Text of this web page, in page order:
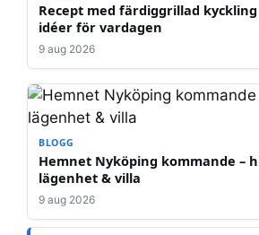
Recept med färdiggrillad kyckling
idéer för vardagen
9 aug 2026
BLOGG
Hemnet Nyköping kommande –
lägenhet & villa
9 aug 2026